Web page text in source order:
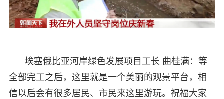
埃塞俄比亚河岸绿色发展项目工长 曲桂满：等
全部完工之后，这里就是一个美丽的观景平台，相
信以后会有很多居民、市民来这里游玩。祝福大家